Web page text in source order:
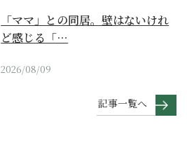
「ママ」との同居。壁はないけれ
ど感じる「…
2026/08/09
記事一覧へ